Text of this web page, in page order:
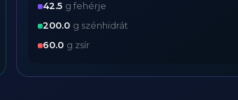
42.5 g fehérje
200.0 g szénhidrát
60.0 g zsír